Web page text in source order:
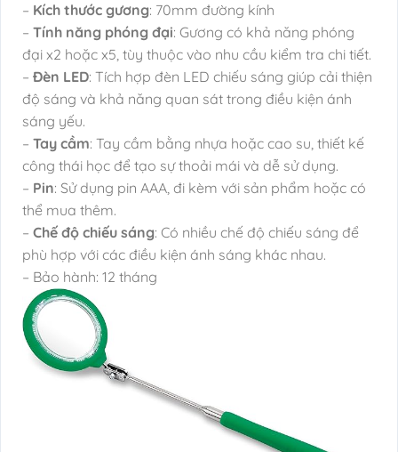
– Kích thước gương: 70mm đường kính
– Tính năng phóng đại: Gương có khả năng phóng
đại x2 hoặc x5, tùy thuộc vào nhu cầu kiểm tra chi tiết.
– Đèn LED: Tích hợp đèn LED chiếu sáng giúp cải thiện
độ sáng và khả năng quan sát trong điều kiện ánh
sáng yếu.
– Tay cầm: Tay cầm bằng nhựa hoặc cao su, thiết kế
công thái học để tạo sự thoải mái và dễ sử dụng.
– Pin: Sử dụng pin AAA, đi kèm với sản phẩm hoặc có
thể mua thêm.
– Chế độ chiếu sáng: Có nhiều chế độ chiếu sáng để
phù hợp với các điều kiện ánh sáng khác nhau.
– Bảo hành: 12 tháng